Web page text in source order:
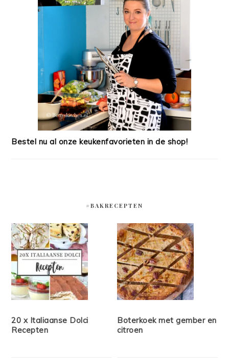
Bestel nu al onze keukenfavorieten in de shop!
#BAKRECEPTEN
20 x Italiaanse Dolci
Recepten
Boterkoek met gember en
citroen